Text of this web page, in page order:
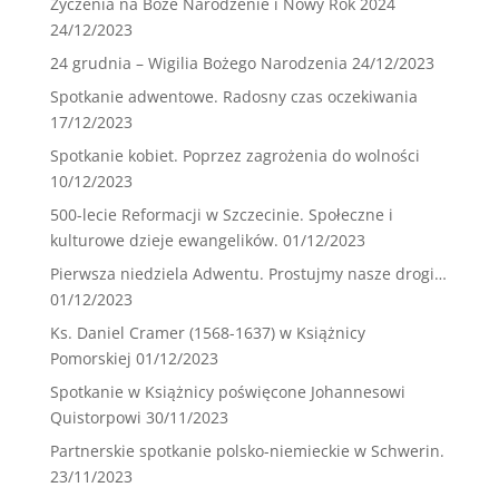
24/12/2023
24 grudnia – Wigilia Bożego Narodzenia 24/12/2023
Spotkanie adwentowe. Radosny czas oczekiwania
17/12/2023
Spotkanie kobiet. Poprzez zagrożenia do wolności
10/12/2023
500-lecie Reformacji w Szczecinie. Społeczne i
kulturowe dzieje ewangelików. 01/12/2023
Pierwsza niedziela Adwentu. Prostujmy nasze drogi…
01/12/2023
Ks. Daniel Cramer (1568-1637) w Książnicy
Pomorskiej 01/12/2023
Spotkanie w Książnicy poświęcone Johannesowi
Quistorpowi 30/11/2023
Partnerskie spotkanie polsko-niemieckie w Schwerin.
23/11/2023